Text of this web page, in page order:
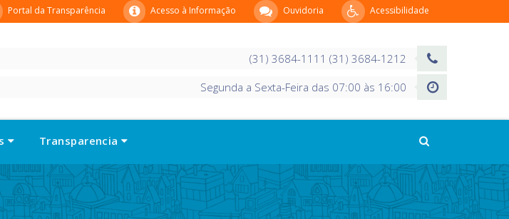
Acessibilidade
Ouvidoria
Acesso à Informação
Portal da Transparência
(31) 3684-1111 (31) 3684-1212
Segunda a Sexta-Feira das 07:00 às 16:00
Transparencia